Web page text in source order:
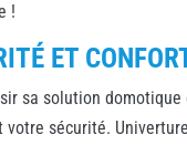
!
ET
sa solution
votre sécurité.